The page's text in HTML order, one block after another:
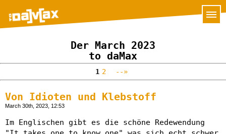
Der March 2023
to daMax
1 2 --»
Von Idioten und Klebstoff
March 30th, 2023, 12:53
Im Englischen gibt es die schöne Redewendung